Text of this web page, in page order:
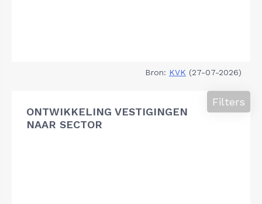
Bron: KVK (27-07-2026)
ONTWIKKELING VESTIGINGEN
NAAR SECTOR
Filters